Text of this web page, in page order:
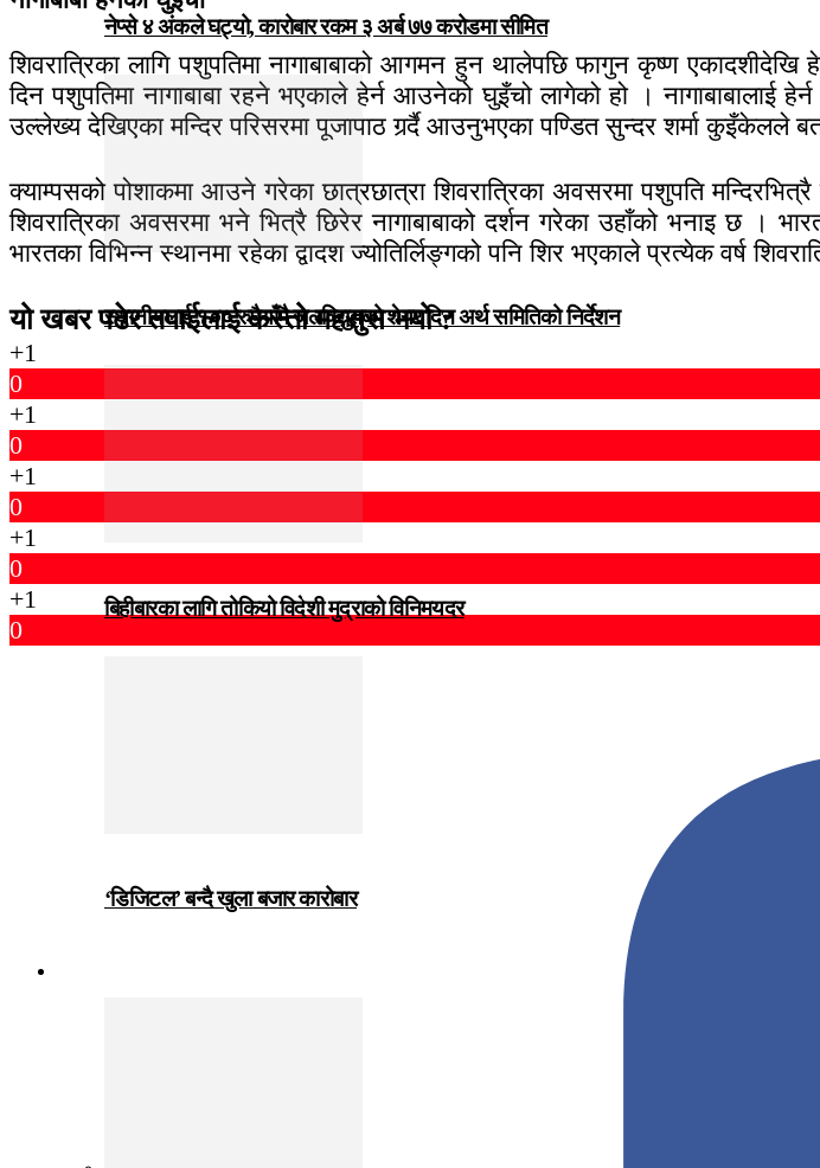
नेप्से ४ अंकले घट्यो, कारोबार रकम ३ अर्ब ७७ करोडमा सीमित
स्थानीयलाई १०० रुपैयाँमै जलविद्युत्‌को शेयर दिन अर्थ समितिको निर्देशन
बिहीबारका लागि तोकियो विदेशी मुद्राको विनिमयदर
‘डिजिटल’ बन्दै खुला बजार कारोबार
शिवरात्रिका लागि पशुपतिमा नागाबाबाको आगमन हुन थालेपछि फागुन कृष्ण
दिन पशुपतिमा नागाबाबा रहने भएकाले हेर्न आउनेको घुइँचो लागेको हो । नागाबाबालाई
उल्लेख्य देखिएका मन्दिर परिसरमा पूजापाठ गर्र्दै आउनुभएका पण्डित सुन्दर शर्मा कुइँकेलले
क्याम्पसको पोशाकमा आउने गरेका छात्रछात्रा शिवरात्रिका अवसरमा पशुपति
शिवरात्रिका अवसरमा भने भित्रै छिरेर नागाबाबाको दर्शन गरेका उहाँको भनाइ छ ।
भारतका विभिन्न स्थानमा रहेका द्वादश ज्योतिर्लिङ्गको पनि शिर भएकाले प्रत्येक वर्ष
यो खबर पढेर तपाईलाई कस्तो महसुस भयो ?
+1
0
+1
0
+1
0
+1
0
+1
0